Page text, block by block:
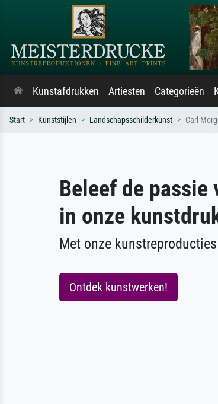
Kunstafdrukken Artiesten Categorieën
Start Kunststijlen Landschapsschilderkunst Carl
Beleef de passie
in onze
Met onze
Ontdek kunstwerken!